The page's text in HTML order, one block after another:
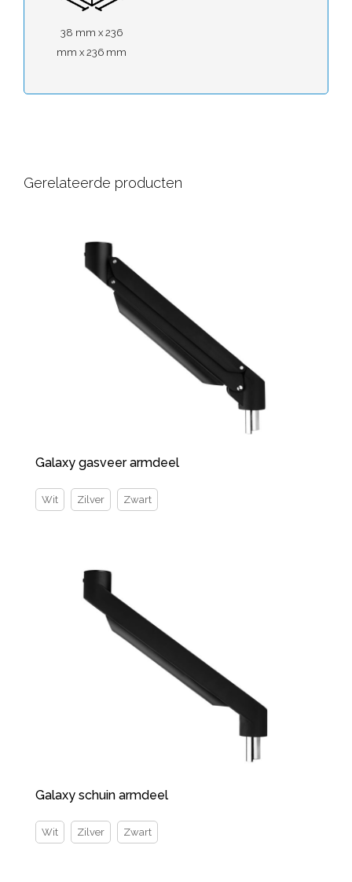
38 mm x 236
mm x 236 mm
Gerelateerde producten
Galaxy gasveer armdeel
Wit Zilver Zwart
Galaxy schuin armdeel
Wit Zilver Zwart